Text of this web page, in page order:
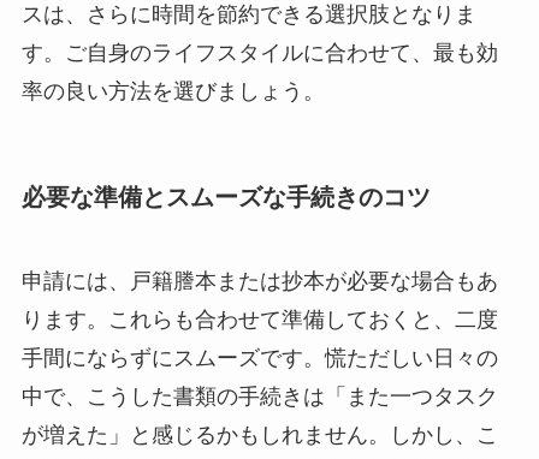
スは、さらに時間を節約できる選択肢となりま
す。ご自身のライフスタイルに合わせて、最も効
率の良い方法を選びましょう。
必要な準備とスムーズな手続きのコツ
申請には、戸籍謄本または抄本が必要な場合もあ
ります。これらも合わせて準備しておくと、二度
手間にならずにスムーズです。慌ただしい日々の
中で、こうした書類の手続きは「また一つタスク
が増えた」と感じるかもしれません。しかし、こ